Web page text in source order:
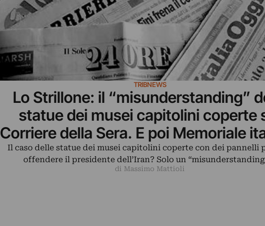
TRIBNEWS
Lo Strillone: il “misunderstanding”
statue dei musei capitolini coperte
Corriere della Sera. E poi Memoriale
di Auschwitz, Floriano Bodini
Il caso delle statue dei musei capitolini coperte con dei pannelli
offendere il presidente dell’Iran? Solo un
di Massimo Mattioli